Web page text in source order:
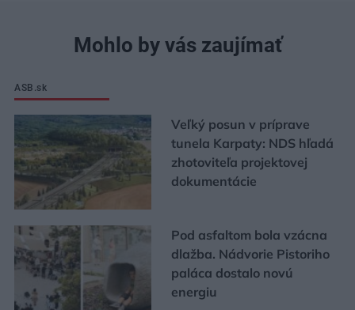
Mohlo by vás zaujímať
ASB.sk
Veľký posun v príprave
tunela Karpaty: NDS hľadá
zhotoviteľa projektovej
dokumentácie
Pod asfaltom bola vzácna
dlažba. Nádvorie Pistoriho
paláca dostalo novú
energiu